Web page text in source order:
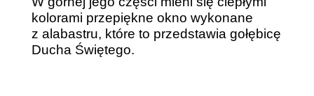
kolorami przepiękne okno wykonane
z alabastru, które to przedstawia gołębicę
Ducha Świętego.